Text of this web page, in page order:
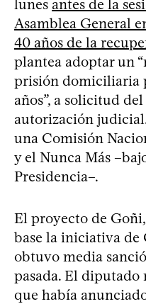
lunes antes de la
Asamblea General
40 años de la
plantea adoptar un
prisión domiciliaria
años”, a solicitud
autorización
una Comisión
y el Nunca Más
Presidencia–.
El proyecto de
base la iniciativa
obtuvo media
pasada. El diputado
que había